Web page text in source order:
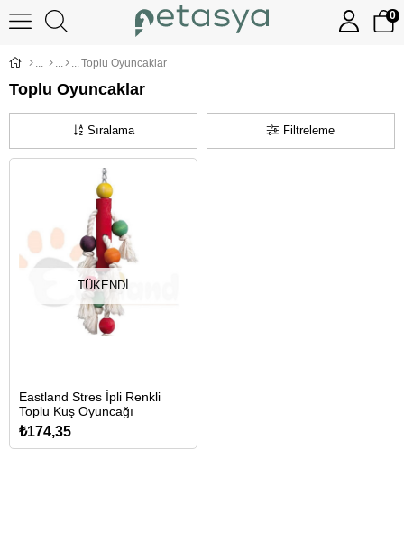
0
Toplu Oyuncaklar
Toplu Oyuncaklar
Filtreleme
Sıralama
TÜKENDI
Eastland Stres İpli Renkli
Toplu Kuş Oyuncağı
₺174,35